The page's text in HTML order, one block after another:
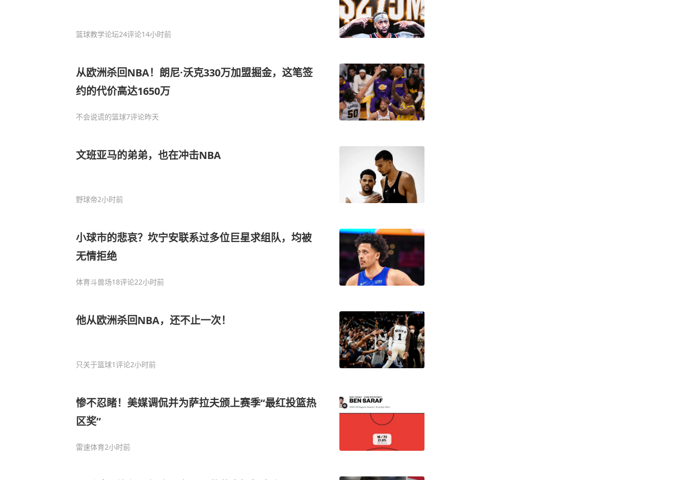
篮球教学论坛24评论14小时前
从欧洲杀回NBA！朗尼·沃克330万加盟掘金，这笔签
约的代价高达1650万
不会说谎的篮球7评论昨天
文班亚马的弟弟，也在冲击NBA
野球帝2小时前
小球市的悲哀？坎宁安联系过多位巨星求组队，均被
无情拒绝
体育斗兽场18评论22小时前
他从欧洲杀回NBA，还不止一次！
只关于篮球1评论2小时前
惨不忍睹！美媒调侃并为萨拉夫颁上赛季“最红投篮热
区奖”
雷速体育2小时前